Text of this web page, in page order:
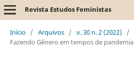
Revista Estudos Feministas
Início / Arquivos / v. 30 n. 2 (2022)
/
Fazendo Gênero em tempos de pandemia